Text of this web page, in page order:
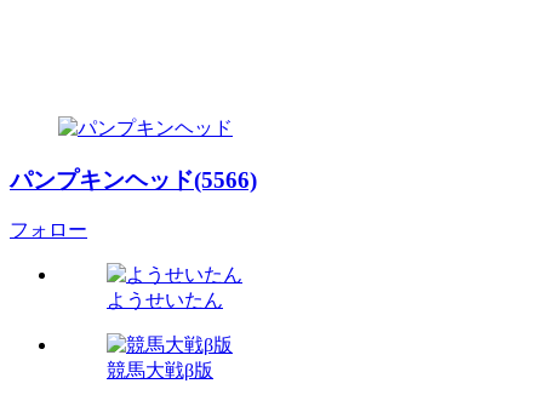
パンプキンヘッド(5566)
フォロー
ようせいたん
競馬大戦β版